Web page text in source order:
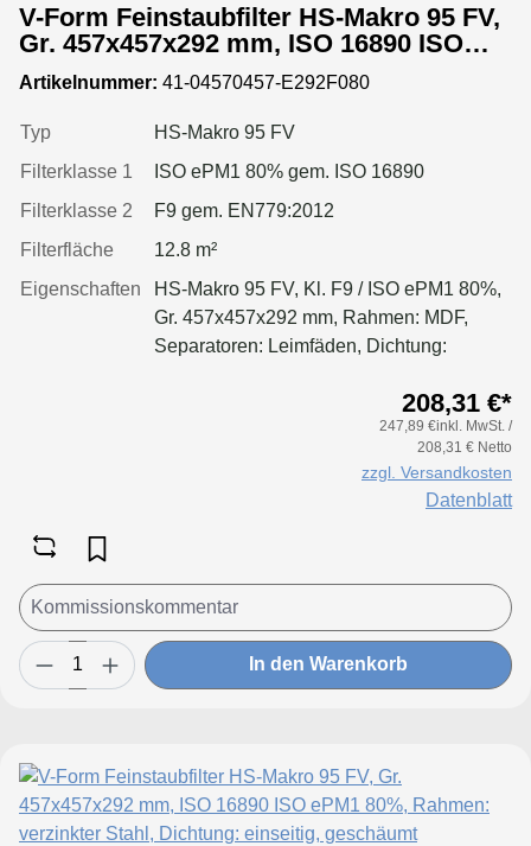
V-Form Feinstaubfilter HS-Makro 95 FV,
Gr. 457x457x292 mm, ISO 16890 ISO
ePM1 80%, Rahmen: MDF, Dichtung:
einseitig, geschäumt
Artikelnummer: 41-04570457-E292F080
Typ
HS-Makro 95 FV
Filterklasse 1
ISO ePM1 80% gem. ISO 16890
Filterklasse 2
F9 gem. EN779:2012
Filterfläche
12.8 m²
Eigenschaften
HS-Makro 95 FV, Kl. F9 / ISO ePM1 80%,
Gr. 457x457x292 mm, Rahmen: MDF,
Separatoren: Leimfäden, Dichtung:
208,31 €*
247,89 €inkl. MwSt. /
208,31 € Netto
zzgl. Versandkosten
Datenblatt
In den Warenkorb